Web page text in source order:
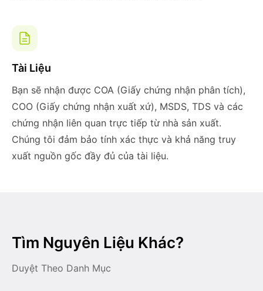
Tài Liệu
Bạn sẽ nhận được COA (Giấy chứng nhận phân tích),
COO (Giấy chứng nhận xuất xứ), MSDS, TDS và các
chứng nhận liên quan trực tiếp từ nhà sản xuất.
Chúng tôi đảm bảo tính xác thực và khả năng truy
xuất nguồn gốc đầy đủ của tài liệu.
Tìm Nguyên Liệu Khác?
Duyệt Theo Danh Mục